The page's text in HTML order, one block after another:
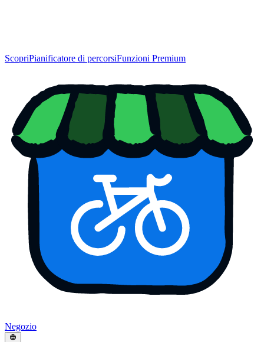
ScopriPianificatore di percorsiFunzioni Premium
Negozio